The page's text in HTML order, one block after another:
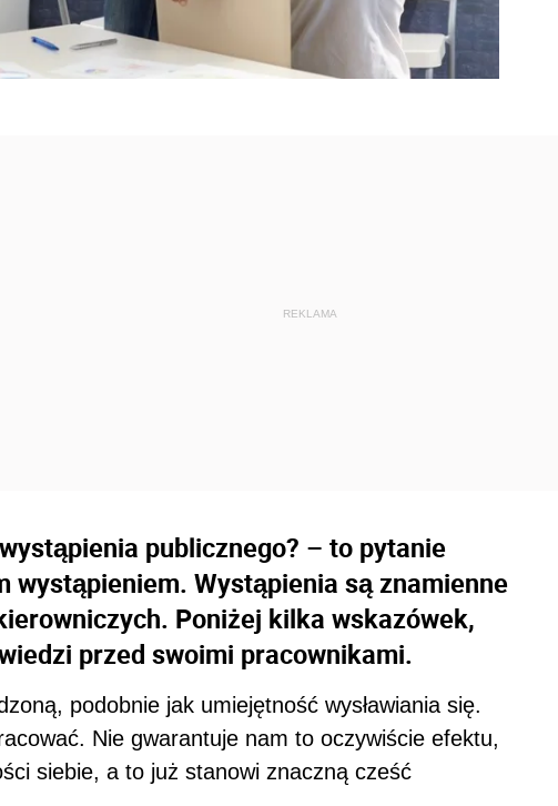
publicznego? – to pytanie
wystąpieniem. Wystąpienia są znamienne
Poniżej kilka wskazówek,
przed swoimi pracownikami.
podobnie jak umiejętność wysławiania się.
Nie gwarantuje nam to oczywiście efektu,
siebie, a to już stanowi znaczną cześć